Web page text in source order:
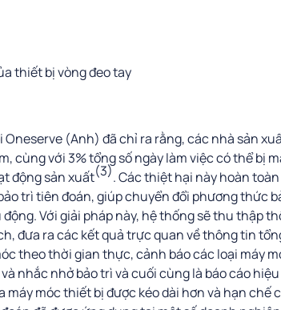
thiết bị vòng đeo tay
(Anh) đã chỉ ra rằng, các nhà sản
cùng với 3% tổng số ngày làm việc có thể bị
động sản xuất(3). Các thiệt hại này hoàn
trì tiên đoán, giúp chuyển đổi phương thức
Với giải pháp này, hệ thống sẽ thu thập
đưa ra các kết quả trực quan về thông tin
theo thời gian thực, cảnh báo các loại máy
nhắc nhở bảo trì và cuối cùng là báo cáo
máy móc thiết bị được kéo dài hơn và hạn chế